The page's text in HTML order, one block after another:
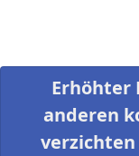
Erhöhter
anderen